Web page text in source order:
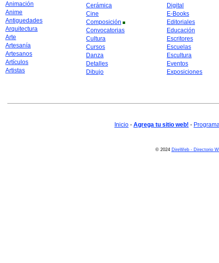
Animación
Anime
Antiguedades
Arquitectura
Arte
Artesanía
Artesanos
Artículos
Artistas
Cerámica
Cine
Composición
Convocatorias
Cultura
Cursos
Danza
Detalles
Dibujo
Digital
E-Books
Editoriales
Educación
Escritores
Escuelas
Escultura
Eventos
Exposiciones
Inicio - Agrega tu sitio web! -
© 2024 DireWeb - Directorio